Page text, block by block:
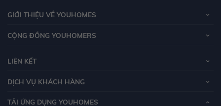
GIỚI THIỆU VỀ YOUHOMES
CỘNG ĐỒNG YOUHOMERS
LIÊN KẾT
DỊCH VỤ KHÁCH HÀNG
TẢI ỨNG DỤNG YOUHOMES